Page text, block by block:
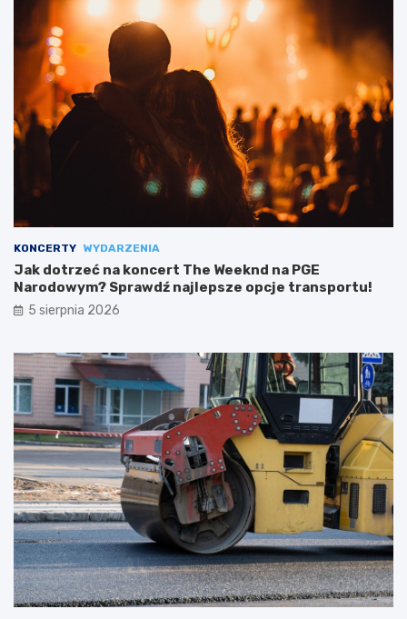
KONCERTY WYDARZENIA
Jak dotrzeć na koncert The Weeknd na PGE
Narodowym? Sprawdź najlepsze opcje transportu!
5 sierpnia 2026